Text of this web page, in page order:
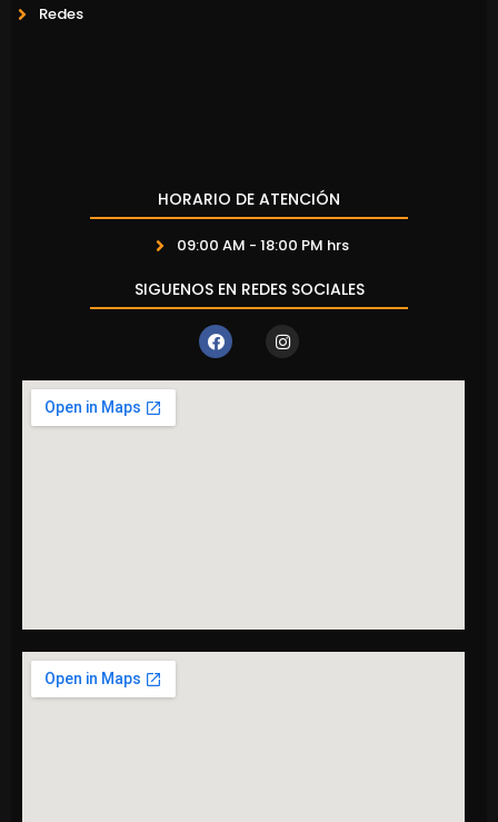
Redes
HORARIO DE ATENCIÓN
09:00 AM - 18:00 PM hrs
SIGUENOS EN REDES SOCIALES